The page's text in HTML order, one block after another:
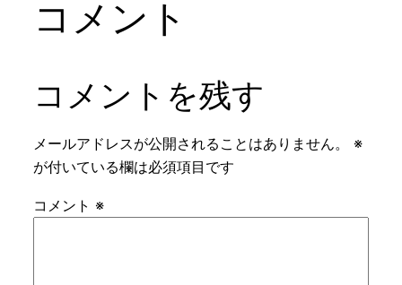
コメント
コメントを残す
メールアドレスが公開されることはありません。
※
が付いている欄は必須項目です
コメント ※